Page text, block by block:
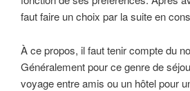
faut faire un choix par la suite en
À ce propos, il faut tenir compte du
Généralement pour ce genre de
voyage entre amis ou un hôtel pour